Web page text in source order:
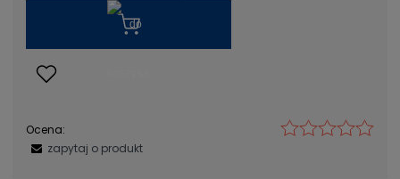
Ocena:
zapytaj o produkt